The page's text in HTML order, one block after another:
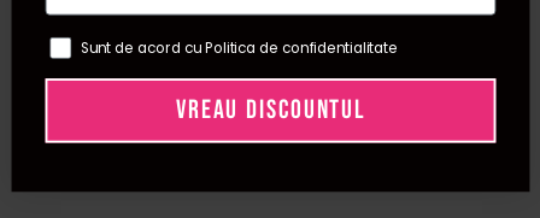
Sunt de acord cu Politica de confidentialitate
VREAU DISCOUNTUL